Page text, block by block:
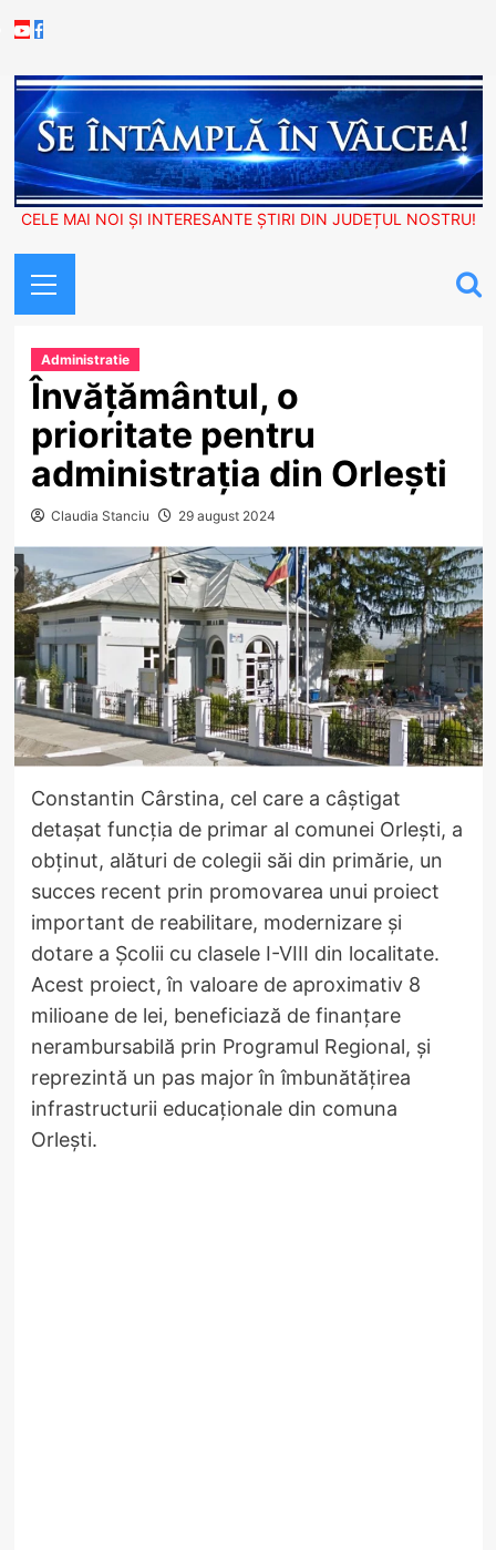
to
Youtube
Facebook
CELE MAI NOI ȘI INTERESANTE ȘTIRI DIN JUDEȚUL NOSTRU!
Menu
Administratie
Învățământul, o
prioritate pentru
administrația din Orlești
Claudia Stanciu 29 august 2024
Constantin Cârstina, cel care a câștigat
detașat funcția de primar al comunei Orlești, a
obținut, alături de colegii săi din primărie, un
succes recent prin promovarea unui proiect
important de reabilitare, modernizare și
dotare a Școlii cu clasele I-VIII din localitate.
Acest proiect, în valoare de aproximativ 8
milioane de lei, beneficiază de finanțare
nerambursabilă prin Programul Regional, și
reprezintă un pas major în îmbunătățirea
infrastructurii educaționale din comuna
Orlești.